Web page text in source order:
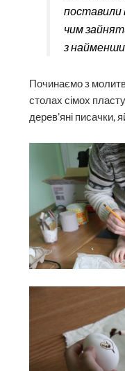
поставили
чим
з
Починаємо з
столах сімох
дерев’яні писачки,